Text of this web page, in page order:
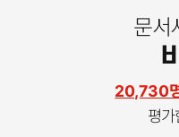
문서
20,730
평가